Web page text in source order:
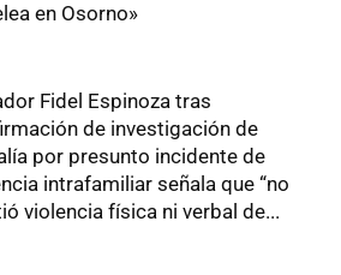
en Osorno»
Fidel Espinoza tras
de investigación de
por presunto incidente de
intrafamiliar señala que “no
violencia física ni verbal de...